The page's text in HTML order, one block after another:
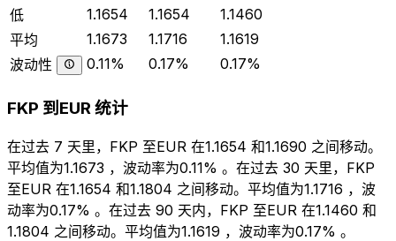
低
1.1654 1.1654
1.1460
平均
1.1673 1.1716
1.1619
波动性
0.11% 0.17% 0.17%
FKP 到EUR 统计
在过去 7 天里，FKP 至EUR 在1.1654 和1.1690 之间移动。
平均值为1.1673 ，波动率为0.11% 。在过去 30 天里，FKP
至EUR 在1.1654 和1.1804 之间移动。平均值为1.1716 ，波
动率为0.17% 。在过去 90 天内，FKP 至EUR 在1.1460 和
1.1804 之间移动。平均值为1.1619 ，波动率为0.17% 。